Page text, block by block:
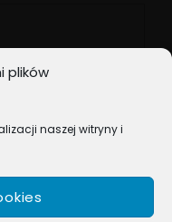
plików
naszej witryny i